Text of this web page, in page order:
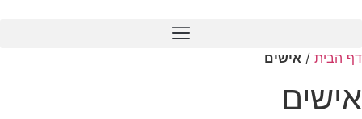
דף הבית / אישים
אישים